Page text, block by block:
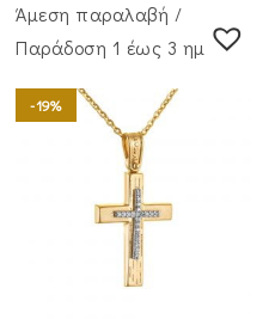
Άμεση παραλαβή /
Παράδoση 1 έως 3 ημέρες
-19%